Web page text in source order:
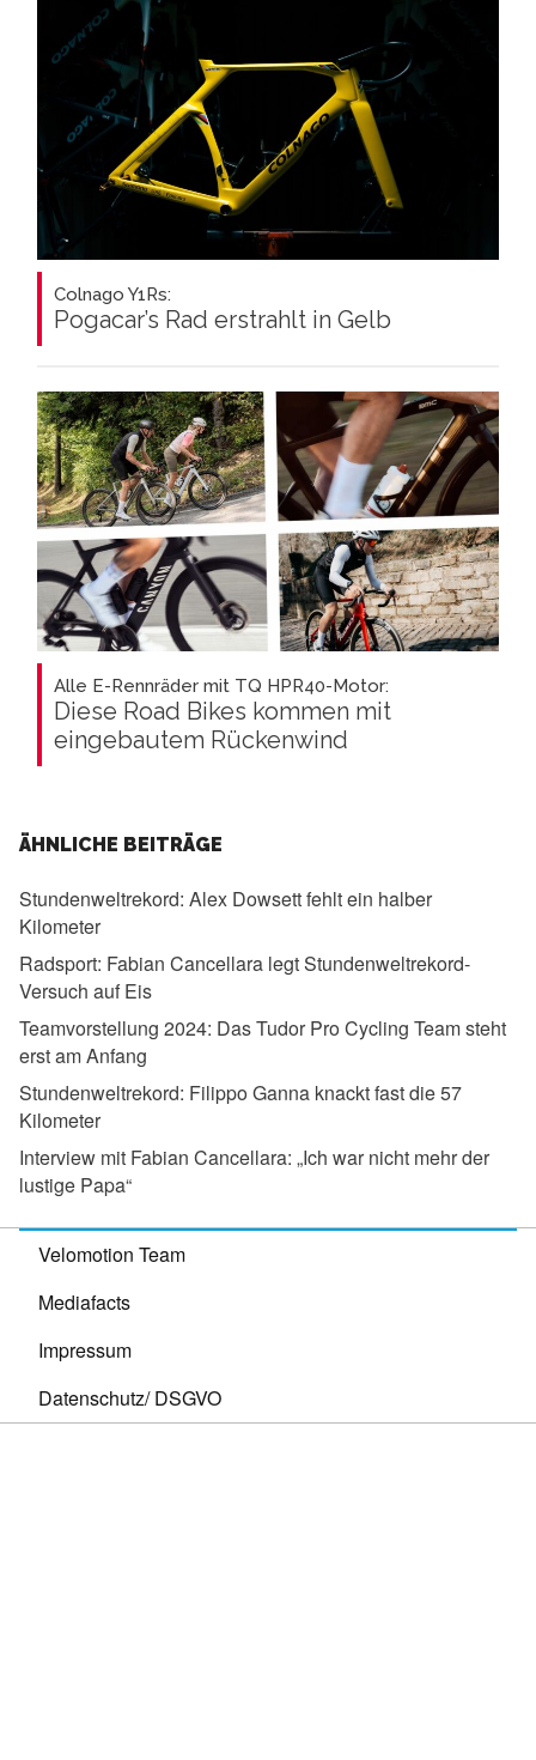
Colnago Y1Rs:
Pogacar’s Rad erstrahlt in Gelb
Alle E-Rennräder mit TQ HPR40-Motor:
Diese Road Bikes kommen mit
eingebautem Rückenwind
ÄHNLICHE BEITRÄGE
Stundenweltrekord: Alex Dowsett fehlt ein halber
Kilometer
Radsport: Fabian Cancellara legt Stundenweltrekord-
Versuch auf Eis
Teamvorstellung 2024: Das Tudor Pro Cycling Team steht
erst am Anfang
Stundenweltrekord: Filippo Ganna knackt fast die 57
Kilometer
Interview mit Fabian Cancellara: „Ich war nicht mehr der
lustige Papa“
Velomotion Team
Mediafacts
Impressum
Datenschutz/ DSGVO